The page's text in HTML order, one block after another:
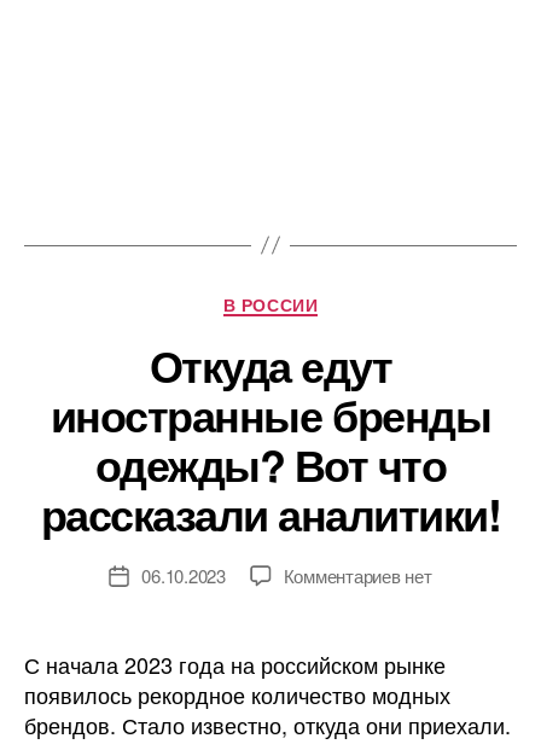
Рубрики
В РОССИИ
Откуда едут
иностранные бренды
одежды? Вот что
рассказали аналитики!
Дата06.10.2023 Комментариевк
иностранные
бренды
одежды?
нет
С начала 2023 года на российском рынке
появилось рекордное количество модных
брендов. Стало известно, откуда они приехали.